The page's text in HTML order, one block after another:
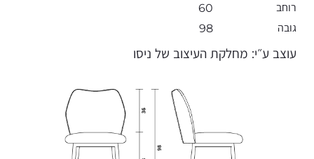
רוחב
60
גובה
98
עוצב ע״י: מחלקת העיצוב של ניסו